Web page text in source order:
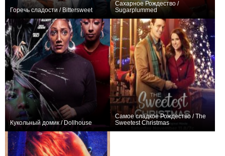
Горечь сладости / Bittersweet
Сахарное Рождество /
Sugarplummed
Кукольный домик / Dollhouse
Самое сладкое Рождество / The
Sweetest Christmas